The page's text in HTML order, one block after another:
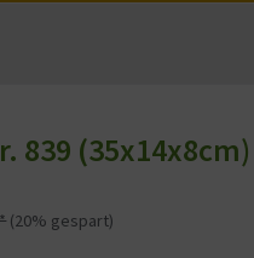
839 (35x14x8cm)
(20% gespart)